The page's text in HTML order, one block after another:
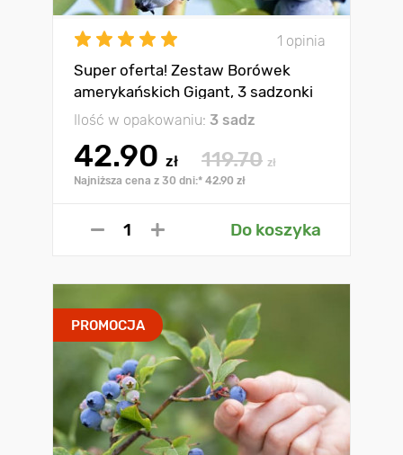
1 opinia
Super oferta! Zestaw Borówek
amerykańskich Gigant, 3 sadzonki
Ilość w opakowaniu: 3 sadz
42.90 zł 119.70 zł
Najniższa cena z 30 dni:* 42.90 zł
Do koszyka
PROMOCJA